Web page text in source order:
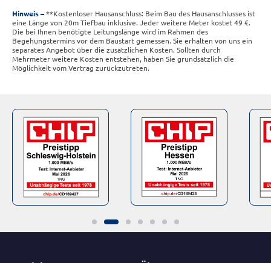
Hinweis
**Kostenloser Hausanschluss: Beim Bau des Hausanschlusses ist
eine Länge von 20m Tiefbau inklusive. Jeder weitere Meter kostet 49 €.
Die bei Ihnen benötigte Leitungslänge wird im Rahmen des
Begehungstermins vor dem Baustart gemessen. Sie erhalten von uns ein
separates Angebot über die zusätzlichen Kosten. Sollten durch
Mehrmeter weitere Kosten entstehen, haben Sie grundsätzlich die
Möglichkeit vom Vertrag zurückzutreten.